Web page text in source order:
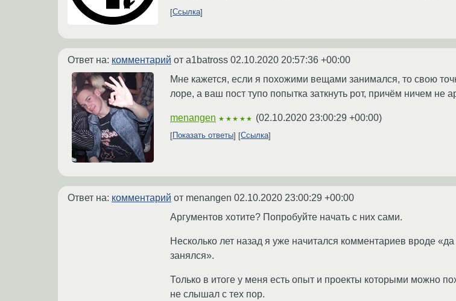
Ссылка
Ответ на: комментарий от a1batross 02.10.2020 20:57:36 +00:00
Мне кажется, если я похожими вещами занимался, то свою
лоре, а ваш пост тупо попытка заткнуть рот, причём ничем не
menangen ★★★★★ (02.10.2020 23:00:29 +00:00)
Показать ответы Ссылка
Ответ на: комментарий от menangen 02.10.2020 23:00:29 +00:00
Аргументов хотите? Попробуйте начать с них сами.
Несколько лет назад я уже начитался комментариев вроде
занялся».
Только в итоге у меня есть опыт и проекты которыми можно
не слышал с тех пор.